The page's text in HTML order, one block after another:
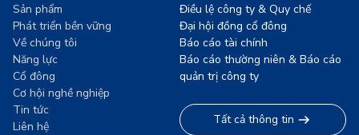
Sản phẩm
Phát triển bền vững
Về chúng tôi
Năng lực
Cổ đông
Cơ hội nghề nghiệp
Tin tức
Liên hệ
Điều lệ công ty & Quy chế
Đại hội đồng cổ đông
Báo cáo tài chính
Báo cáo thường niên & Báo cáo
quản trị công ty
Tất cả thông tin